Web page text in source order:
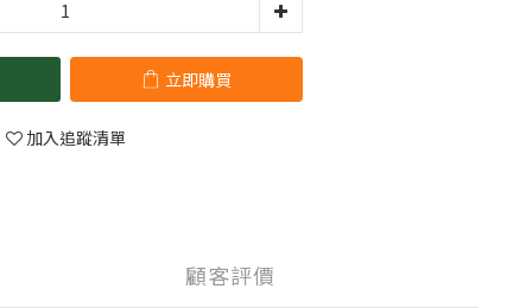
立即購買
加入追蹤清單
顧客評價